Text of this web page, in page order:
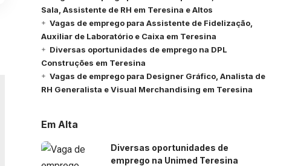
Sala, Assistente de RH em Teresina e Altos
Vagas de emprego para Assistente de Fidelização,
Auxiliar de Laboratório e Caixa em Teresina
Diversas oportunidades de emprego na DPL
Construções em Teresina
Vagas de emprego para Designer Gráfico, Analista de
RH Generalista e Visual Merchandising em Teresina
Em Alta
Diversas oportunidades de
emprego na Unimed Teresina